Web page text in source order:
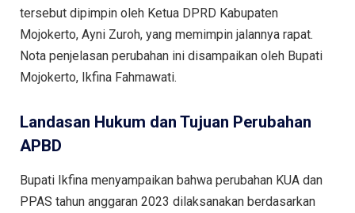
tersebut dipimpin oleh Ketua DPRD Kabupaten
Mojokerto, Ayni Zuroh, yang memimpin jalannya rapat.
Nota penjelasan perubahan ini disampaikan oleh Bupati
Mojokerto, Ikfina Fahmawati.
Landasan Hukum dan Tujuan Perubahan
APBD
Bupati Ikfina menyampaikan bahwa perubahan KUA dan
PPAS tahun anggaran 2023 dilaksanakan berdasarkan